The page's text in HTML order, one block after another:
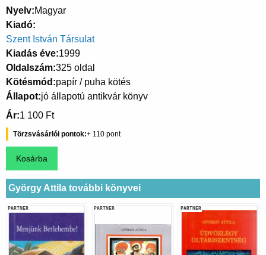
Nyelv Magyar
Kiadó
Szent István Társulat
Kiadás éve 1999
Oldalszám 325 oldal
Kötésmód papír / puha kötés
Állapot jó állapotú antikvár könyv
Ár 1 100 Ft
Törzsvásárlói pontok 110
György Attila további könyvei
PARTNER PARTNER PARTNER